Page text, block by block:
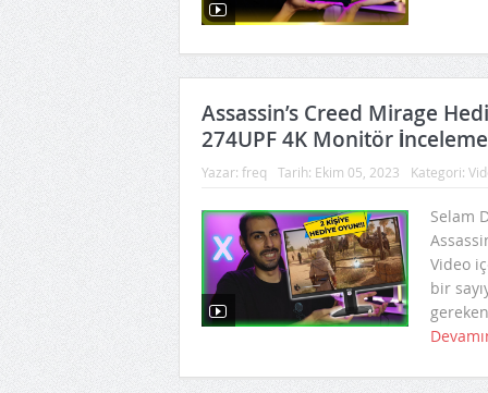
Assassin’s Creed Mirage
274UPF 4K Monitör İnceleme
Yazar: freq Tarih: Ekim 05, 2023 Kategori:
Selam
Video
bir